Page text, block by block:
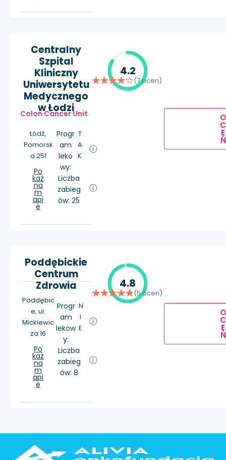
Centralny
Szpital
Kliniczny
Uniwersytetu
Medycznego
w Łodzi
Colon Cancer Unit
Łódź,
Pomorsk
a 251
Po
każ
na
m
api
e
Progr
am
leko
wy:
T
A
K
Liczba
zabieg
ów: 25
4.2
(7 ocen)
O
C
E
Ń
Poddębickie
Centrum
Zdrowia
Poddębic
e, ul.
Mickiewic
za 16
Po
każ
na
m
api
e
Progr
am
lekow
y:
N
I
E
Liczba
zabieg
ów: 8
4.8
(5 ocen)
O
C
E
Ń